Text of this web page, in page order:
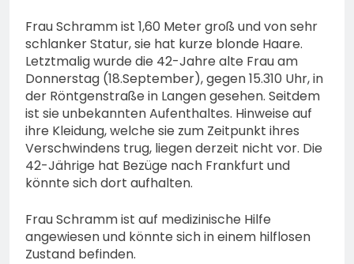
Frau Schramm ist 1,60 Meter groß und von sehr
schlanker Statur, sie hat kurze blonde Haare.
Letztmalig wurde die 42-Jahre alte Frau am
Donnerstag (18.September), gegen 15.310 Uhr, in
der Röntgenstraße in Langen gesehen. Seitdem
ist sie unbekannten Aufenthaltes. Hinweise auf
ihre Kleidung, welche sie zum Zeitpunkt ihres
Verschwindens trug, liegen derzeit nicht vor. Die
42-Jährige hat Bezüge nach Frankfurt und
könnte sich dort aufhalten.
Frau Schramm ist auf medizinische Hilfe
angewiesen und könnte sich in einem hilflosen
Zustand befinden.